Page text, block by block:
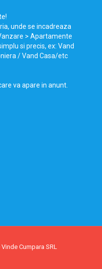
unde se incadreaza
> Apartamente
si precis, ex: Vand
/ Vand Casa/etc
va apare in anunt.
Cumpara SRL